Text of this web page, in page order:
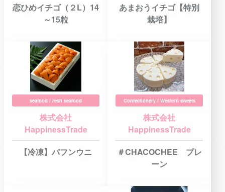
恋ひめイチゴ（２L）14
～15粒
あまおうイチゴ【特別
栽培】
seafood / resh seafood
株式会社
HappinessTrade
【冷凍】バフンウニ
Confectionery / Western sweets
株式会社
HappinessTrade
＃CHACOCHEE プレ
ーン